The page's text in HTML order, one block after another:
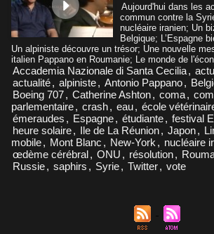
Aujourd'hui dans les
commun contre la
nucléaire iranien; Un
Belgique; L’Espagne
Un alpiniste découvre un trésor; Une nouvelle
italien Pappano en Roumanie; Le monde de
Accademia Nazionale di Santa Cecilia,
actualité, alpiniste, Antonio Pappano,
Boeing 707, Catherine Ashton, coma,
parlementaire, crash, eau, école
émeraudes , Espagne, étudiante, festival
heure solaire, Ile de La Réunion, Japon,
mobile, Mont Blanc , New-York , nucléaire
œdème cérébral, ONU , résolution,
Russie, saphirs , Syrie, Twitter, vote